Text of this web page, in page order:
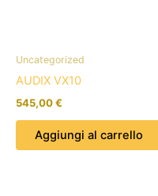
Uncategorized
AUDIX VX10
545,00€
Aggiungi al carrello